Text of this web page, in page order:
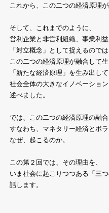
これから、この二つの経済原理
そして、これまでのように、
営利企業と非営利組織、事業利
「対立概念」として捉えるので
この二つの経済原理が融合して
「新たな経済原理」を生み出し
社会全体の大きなイノベーショ
述べました。
では、この二つの経済原理の融
すなわち、マネタリー経済とボ
なぜ、起こるのか。
この第２回では、その理由を、
いま社会に起こりつつある「三
話します。